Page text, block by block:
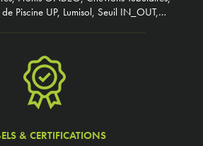
Piscine UP, Lumisol, Seuil IN_OUT,…
& CERTIFICATIONS